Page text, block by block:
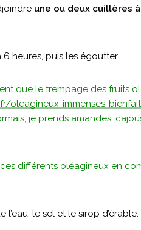
une ou deux cuillères
6 heures, puis les égoutter
que le trempage des fruits
oleagineux-immenses-
je prends amandes,
différents oléagineux en
le sel et le sirop d’érable.